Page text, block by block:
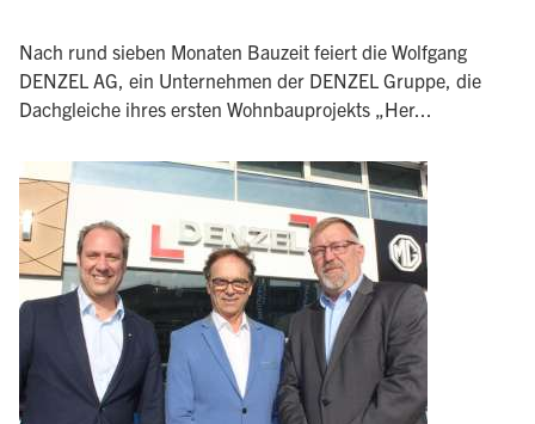
Nach rund sieben Monaten Bauzeit feiert die Wolfgang
DENZEL AG, ein Unternehmen der DENZEL Gruppe, die
Dachgleiche ihres ersten Wohnbauprojekts „Her...